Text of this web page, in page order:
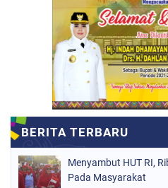
Menyambut HUT RI,
Pada Masyarakat